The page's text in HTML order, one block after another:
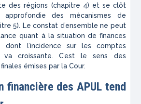
des régions (chapitre 4) et se clôt
des mécanismes de
5). Le constat d’ensemble ne peut
quant à la situation de finances
dont l’incidence sur les comptes
croissante. C’est le sens des
émises par la Cour.
financière des APUL tend